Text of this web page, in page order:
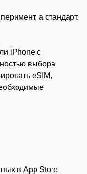
а стандарт.
iPhone с
выбора
eSIM,
в App Store